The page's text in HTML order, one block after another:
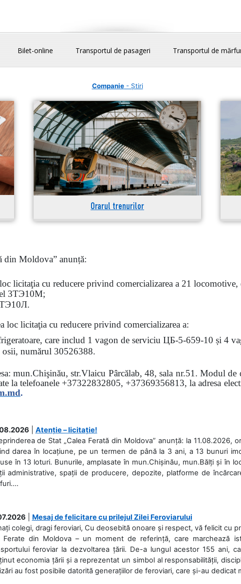
Bilet-online Transportul de pasageri Transportul de
Companie- Știri
Orarul trenurilor
din Moldova” anunță:
licitaţia cu reducere privind comercializarea a 21
3ТЭ10М;
10Л.
loc licitaţia cu reducere privind comercializarea a:
care includ 1 vagon de serviciu ЦБ-5-659-10 și 4
numărul 30526388.
mun.Chişinău, str.Vlaicu Pârcălab, 48, sala nr.51.Modul de
la telefoanele +37322832805, +37369356813, la adresa
.
Atenție – licitație!
de Stat „Calea Ferată din Moldova” anunță: la 11.08.2026,
darea în locațiune, pe un termen de până la 3 ani, a 13 bunuri
în 13 loturi. Bunurile, amplasate în mun.Chișinău, mun.Bălți și în
administrative, spații de producere, depozite, platforme de
Mesaj de felicitare cu prilejul Zilei Feroviarului
colegi, dragi feroviari, Cu deosebită onoare și respect, vă felicit cu
Ferate din Moldova – un moment de referință, care marchează
feroviar la dezvoltarea țării. De-a lungul acestor 155 ani,
economia țării și a reprezentat un simbol al responsabilității,
au fost posibile datorită generațiilor de feroviari, care și-au dedicat